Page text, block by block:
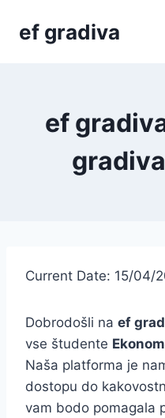
ef gradiva
ef
Current Date: 15/04/
Dobrodošli na ef
vse študente
Naša platforma je
dostopu do
vam bodo pomagala